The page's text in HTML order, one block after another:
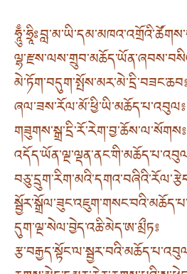
ཧཱུྃ་ཧྲཱིཿ
ཞལ་ཟས་རོལ་མོ་ཕྱི་ཡི་མཆོད་པ་འབུལ༔
གཟུགས་སྒྲ་དྲི་རོ་རེག་བྱ་ཆོས་ལ་སོགས༔
དུག་ལྔ་སེལ་བྱེད་འཆི་མེད་ཨ་མྲྀཏ༔